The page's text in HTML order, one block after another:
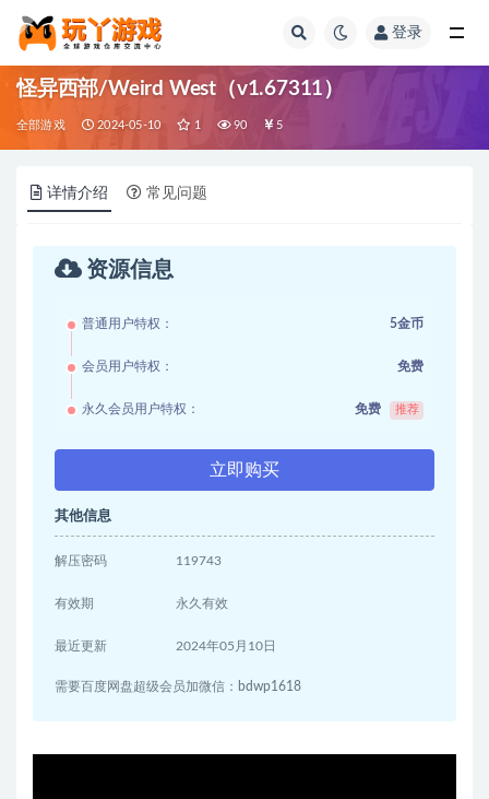
登录
怪异西部/Weird West（v1.67311）
全部游戏 2024-05-10 1 90 5
详情介绍 常见问题
资源信息
普通用户特权： 5金币
会员用户特权： 免费
永久会员用户特权： 免费 推荐
立即购买
其他信息
解压密码 119743
有效期 永久有效
最近更新 2024年05月10日
需要百度网盘超级会员加微信：bdwp1618